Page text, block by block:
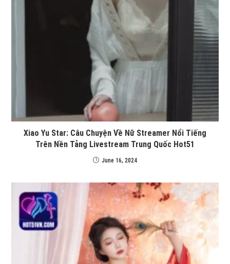
Xiao Yu Star: Câu Chuyện Về Nữ Streamer Nổi Tiếng
Trên Nền Tảng Livestream Trung Quốc Hot51
June 16, 2024